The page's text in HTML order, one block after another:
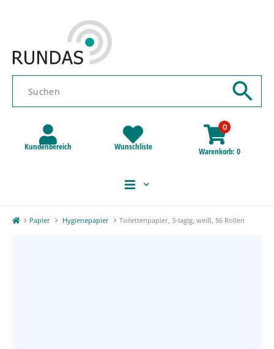
Kundenbereich Wunschliste
0
Warenkorb 0
Papier Hygienepapier Toilettenpapier, 3-lagig, weiß, 56 Rollen